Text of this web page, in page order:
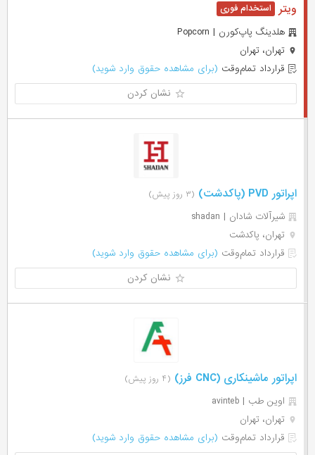
ویتر
هلدینگ پاپ‌کورن | Popcorn
تهران، تهران
قرارداد تمام‌وقت (برای مشاهده حقوق وارد شوید)
نشان کردن
اپراتور PVD (پاکدشت) (۳ روز پیش)
شیرآلات شادان | shadan
تهران، پاکدشت
قرارداد تمام‌وقت (برای مشاهده حقوق وارد شوید)
نشان کردن
اپراتور ماشینکاری (CNC فرز) (۴ روز پیش)
اوین طب | avinteb
تهران، تهران
قرارداد تمام‌وقت (برای مشاهده حقوق وارد شوید)